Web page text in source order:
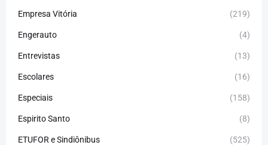
Empresa Vitória (219)
Engerauto (4)
Entrevistas (13)
Escolares (16)
Especiais (158)
Espirito Santo (8)
ETUFOR e Sindiônibus (525)